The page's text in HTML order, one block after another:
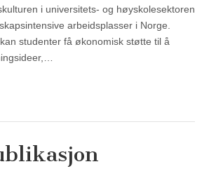
i universitets- og høyskolesektoren
arbeidsplasser i Norge.
studenter få økonomisk støtte til å